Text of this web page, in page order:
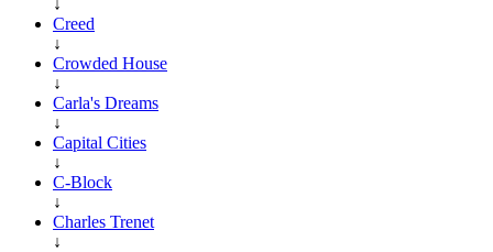
Creed
↓
Crowded House
↓
Carla's Dreams
↓
Capital Cities
↓
C-Block
↓
Charles Trenet
↓